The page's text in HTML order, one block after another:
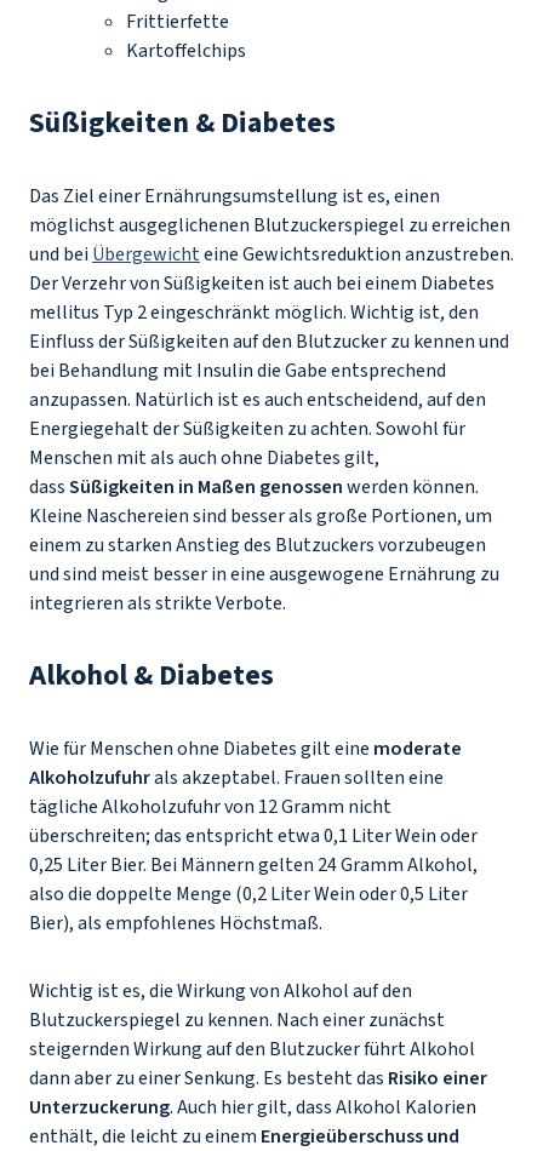
Frittierfette
Kartoffelchips
Süßigkeiten & Diabetes
Das Ziel einer Ernährungsumstellung ist es, einen
möglichst ausgeglichenen Blutzuckerspiegel zu erreichen
und bei Übergewichteine Gewichtsreduktion anzustreben.
Der Verzehr von Süßigkeiten ist auch bei einem Diabetes
mellitus Typ 2 eingeschränkt möglich. Wichtig ist, den
Einfluss der Süßigkeiten auf den Blutzucker zu kennen und
bei Behandlung mit Insulin die Gabe entsprechend
anzupassen. Natürlich ist es auch entscheidend, auf den
Energiegehalt der Süßigkeiten zu achten. Sowohl für
Menschen mit als auch ohne Diabetes gilt,
dassSüßigkeiten in Maßen genossenwerden können.
Kleine Naschereien sind besser als große Portionen, um
einem zu starken Anstieg des Blutzuckers vorzubeugen
und sind meist besser in eine ausgewogene Ernährung zu
integrieren als strikte Verbote.
Alkohol & Diabetes
Wie für Menschen ohne Diabetes gilt eine moderate
Alkoholzufuhrals akzeptabel. Frauen sollten eine
tägliche Alkoholzufuhr von 12 Gramm nicht
überschreiten; das entspricht etwa 0,1 Liter Wein oder
0,25 Liter Bier. Bei Männern gelten 24 Gramm Alkohol,
also die doppelte Menge (0,2 Liter Wein oder 0,5 Liter
Bier), als empfohlenes Höchstmaß.
Wichtig ist es, die Wirkung von Alkohol auf den
Blutzuckerspiegel zu kennen. Nach einer zunächst
steigernden Wirkung auf den Blutzucker führt Alkohol
dann aber zu einer Senkung. Es besteht das Risiko einer
Unterzuckerung. Auch hier gilt, dass Alkohol Kalorien
enthält, die leicht zu einem Energieüberschuss und